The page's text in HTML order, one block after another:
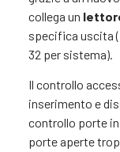
collega un
specifica uscita
32 per sistema).
Il controllo
inserimento e
controllo porte
porte aperte